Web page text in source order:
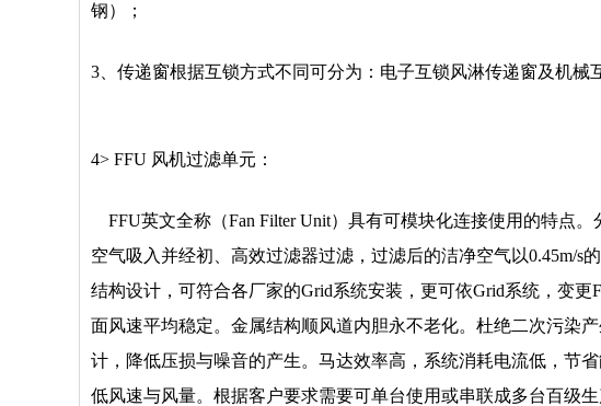
钢）；
3、传递窗根据互锁方式不同可分为：电子互锁风淋传递窗及机
4> FFU 风机过滤单元：
FFU英文全称（Fan Filter Unit）具有可模块化连接使用的特点
空气吸入并经初、高效过滤器过滤，过滤后的洁净空气以0.45m/
结构设计，可符合各厂家的Grid系统安装，更可依Grid系统，变
面风速平均稳定。金属结构顺风道内胆永不老化。杜绝二次污染
计，降低压损与噪音的产生。马达效率高，系统消耗电流低，节
低风速与风量。根据客户要求需要可单台使用或串联成多台百级